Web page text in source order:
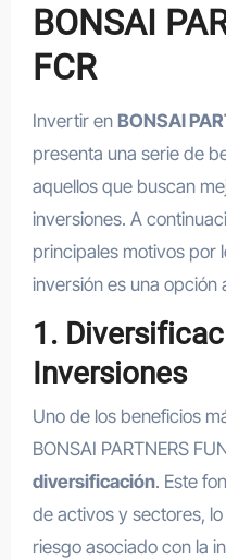
BONSAI
FCR
Invertir en BONSAI
presenta una serie de
aquellos que buscan
inversiones. A
principales motivos por
inversión es una opción
1.
Inversiones
Uno de los beneficios
BONSAI PARTNERS
diversificación. Este
de activos y sectores,
riesgo asociado con la